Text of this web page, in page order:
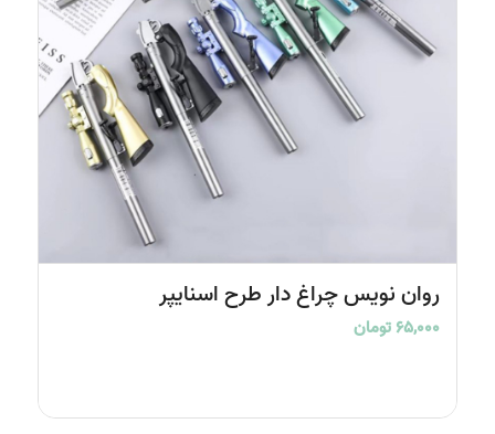
روان نویس چراغ دار طرح اسنایپر
۶۵,۰۰۰ تومان